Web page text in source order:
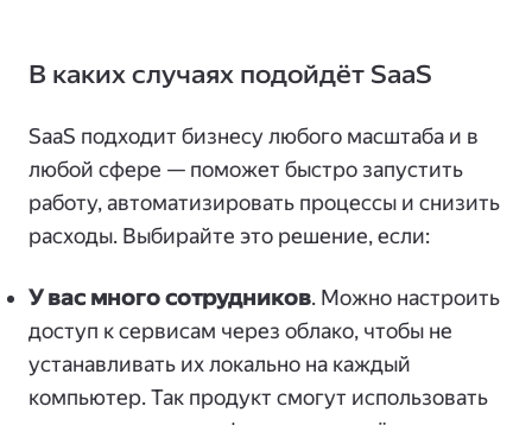
В каких случаях подойдёт SaaS
SaaS подходит бизнесу любого масштаба и в
любой сфере — поможет быстро запустить
работу, автоматизировать процессы и снизить
расходы. Выбирайте это решение, если:
У вас много сотрудников. Можно настроить
доступ к сервисам через облако, чтобы не
устанавливать их локально на каждый
компьютер. Так продукт смогут использовать